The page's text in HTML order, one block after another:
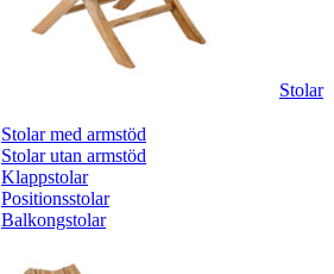
Stolar
Stolar med armstöd
Stolar utan armstöd
Klappstolar
Positionsstolar
Balkongstolar